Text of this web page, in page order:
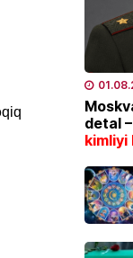
xəstə
2006-
detal –
kimliyi